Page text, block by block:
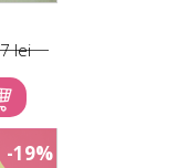
lei
-19%